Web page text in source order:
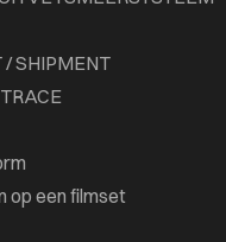
/ SHIPMENT
op een filmset